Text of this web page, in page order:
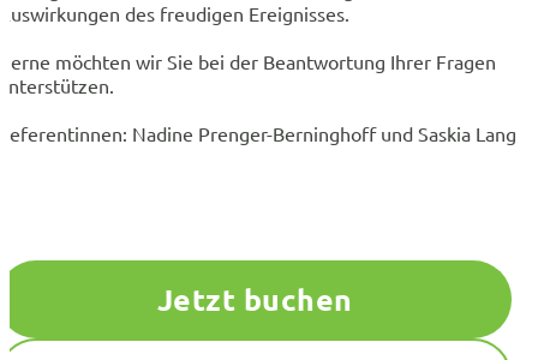
des freudigen Ereignisses.
möchten wir Sie bei der Beantwortung Ihrer Fragen
Nadine Prenger-Berninghoff und Saskia Lang
Jetzt buchen